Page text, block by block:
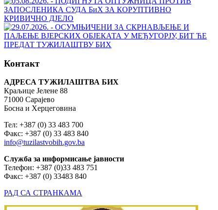
Контакт
АДРЕСА ТУЖИЛАШТВА БИХ
Краљице Јелене 88
71000 Сарајево
Босна и Херцеговина
Тел: +387 (0) 33 483 700
Факс: +387 (0) 33 483 840
info@tuzilastvobih.gov.ba
Служба за информисање јавности
Телефон: +387 (0)33 483 751
Факс: +387 (0) 33483 840
РАД СА СТРАНКАМА